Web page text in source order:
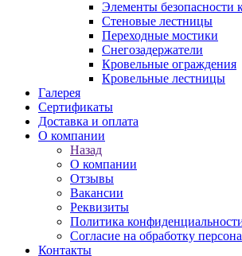
Элементы безопасности
Стеновые лестницы
Переходные мостики
Снегозадержатели
Кровельные ограждения
Кровельные лестницы
Галерея
Сертификаты
Доставка и оплата
О компании
Назад
О компании
Отзывы
Вакансии
Реквизиты
Политика
Согласие на обработку
Контакты